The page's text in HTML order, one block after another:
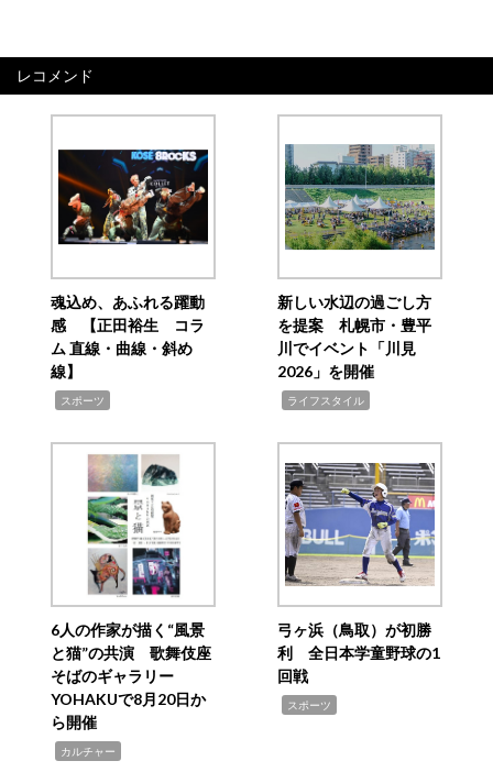
レコメンド
魂込め、あふれる躍動
感 【正田裕生 コラ
ム 直線・曲線・斜め
線】
スポーツ
新しい水辺の過ごし方
を提案 札幌市・豊平
川でイベント「川見
2026」を開催
ライフスタイル
6人の作家が描く“風景
と猫”の共演 歌舞伎座
そばのギャラリー
YOHAKUで8月20日か
ら開催
カルチャー
弓ヶ浜（鳥取）が初勝
利 全日本学童野球の1
回戦
スポーツ